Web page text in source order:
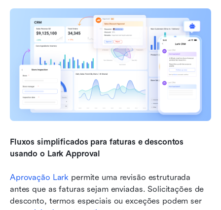
Fluxos simplificados para faturas e descontos
usando o Lark Approval
Aprovação Lark permite uma revisão estruturada
antes que as faturas sejam enviadas. Solicitações de
desconto, termos especiais ou exceções podem ser